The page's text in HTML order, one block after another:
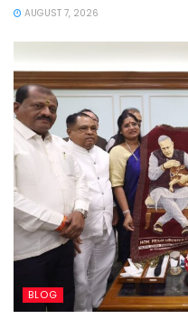
AUGUST 7, 2026
BLOG